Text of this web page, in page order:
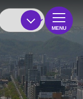
MENU